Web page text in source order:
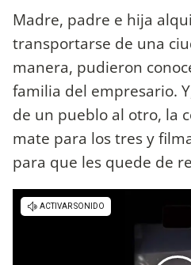
Madre, padre e hija
transportarse de una
manera, pudieron
familia del empresario.
de un pueblo al otro, la
mate para los tres y
para que les quede de